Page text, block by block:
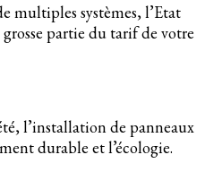
multiples systèmes, l’Etat
partie du tarif de votre
l’installation de panneaux
durable et l’écologie.